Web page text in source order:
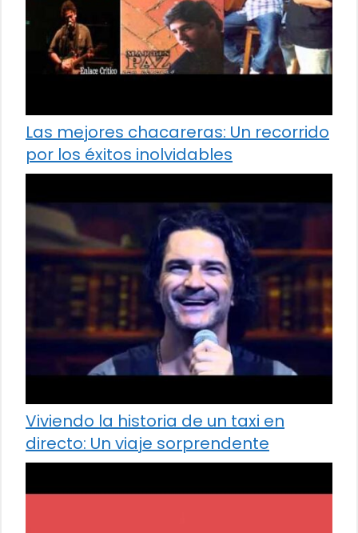
Las mejores chacareras: Un recorrido
por los éxitos inolvidables
Viviendo la historia de un taxi en
directo: Un viaje sorprendente